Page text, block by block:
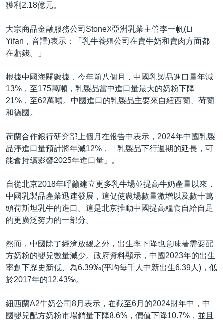
獲利2.18億元。
大宗商品金融服務公司StoneX亞洲乳業主管李一帆(Li
Yifan，音譯)表示：「乳牛養殖公司在賣牛奶和賣肉方面都
在虧錢。」
根據中國海關數據，今年前八個月，中國乳製品進口量年減
13%，至175萬噸，乳製品當中進口量最大的奶粉下降
21%，至62萬噸。中國進口的乳製品主要來自紐西蘭、荷蘭
和德國。
荷蘭合作銀行研究部上個月在報告中表示，2024年中國乳製
品淨進口量預計將年減12%，「乳製品下行週期的延長，可
能會持續影響2025年進口量」。
自從北京2018年呼籲建立更多乳牛場並提高牛奶產量以來，
中國乳製品產業迅速發展，這促使農場數量激增以及數十萬
頭荷斯坦乳牛的進口。這是北京推動中國提高糧食自給自足
的更廣泛努力的一部分。
然而，中國除了經濟放緩之外，出生率下降也意味著需要配
方奶粉的嬰兒數量減少。政府資料顯示，中國2023年的出生
率創下歷史新低、為6.39‰(平均每千人中新出生6.39人)，低
於2017年的12.43‰。
紐西蘭A2牛奶公司8月表示，在截至6月的2024財年中，中
國嬰兒配方奶粉市場銷量下降8.6%，價值下降10.7%，並且